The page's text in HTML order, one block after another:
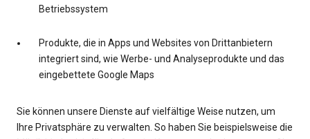
Betriebssystem
Produkte, die in Apps und Websites von Drittanbietern
integriert sind, wie Werbe- und Analyseprodukte und das
eingebettete Google Maps
Sie können unsere Dienste auf vielfältige Weise nutzen, um
Ihre Privatsphäre zu verwalten. So haben Sie beispielsweise die